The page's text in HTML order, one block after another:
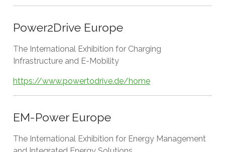
Power2Drive Europe
The International Exhibition for Charging
Infrastructure and E-Mobility
https://www.powertodrive.de/home
EM-Power Europe
The International Exhibition for Energy Management